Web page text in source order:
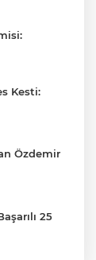
Kesti:
Özdemir
25